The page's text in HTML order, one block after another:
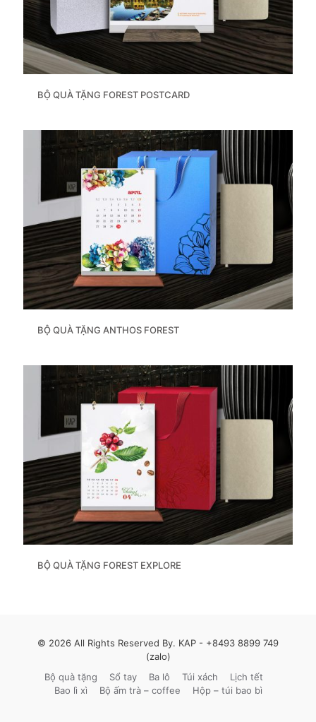
BỘ QUÀ TẶNG FOREST POSTCARD
BỘ QUÀ TẶNG ANTHOS FOREST
BỘ QUÀ TẶNG FOREST EXPLORE
© 2026 All Rights Reserved By. KAP - +8493 8899 749
(zalo)
Bộ quà tặng
Sổ tay Ba lô Túi xách
Lịch tết
Bao lì xì
Bộ ấm trà – coffee Hộp – túi bao bì